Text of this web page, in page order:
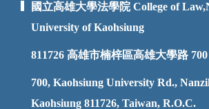
國立高雄大學法學院 College of
University of Kaohsiung
811726 高雄市楠梓區高雄大學路
700, Kaohsiung University Rd.,
Kaohsiung 811726, Taiwan, R.O.C.